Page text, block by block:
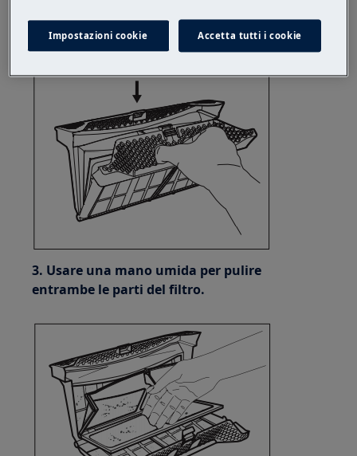
2. Spingere il gancio per aprire il filtro.
3. Usare una mano umida per pulire
entrambe le parti del filtro.
Impostazioni cookie Accetta tutti i cookie